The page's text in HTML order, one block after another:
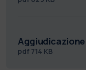
Aggiudicazione
pdf 714 KB